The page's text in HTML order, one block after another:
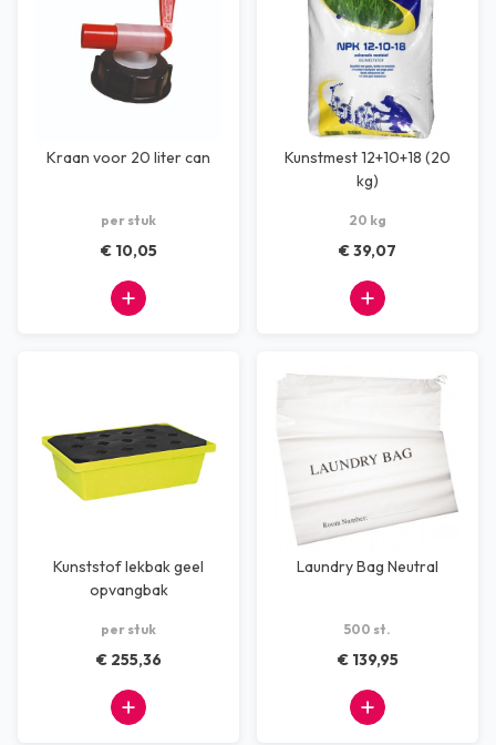
Kraan voor 20 liter can
per stuk
€ 10,05
Kunstmest 12+10+18 (20
kg)
20 kg
€ 39,07
Kunststof lekbak geel
opvangbak
per stuk
€ 255,36
Laundry Bag Neutral
500 st.
€ 139,95